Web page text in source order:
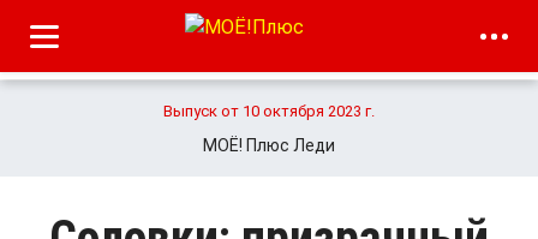
Выпуск от 10 октября 2023 г.
МОЁ! Плюс Леди